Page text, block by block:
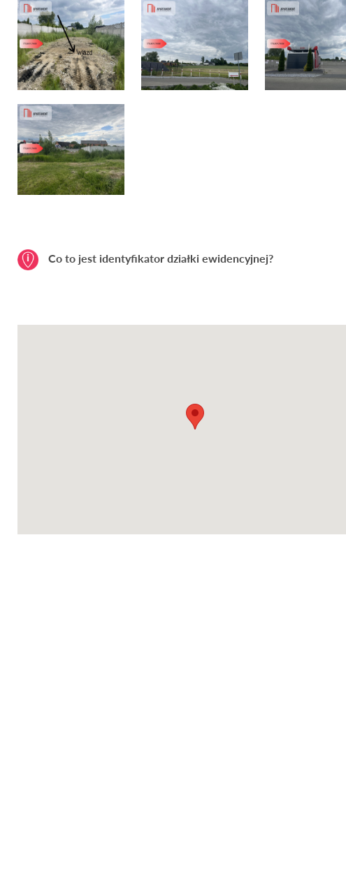
Co to jest identyfikator działki ewidencyjnej?